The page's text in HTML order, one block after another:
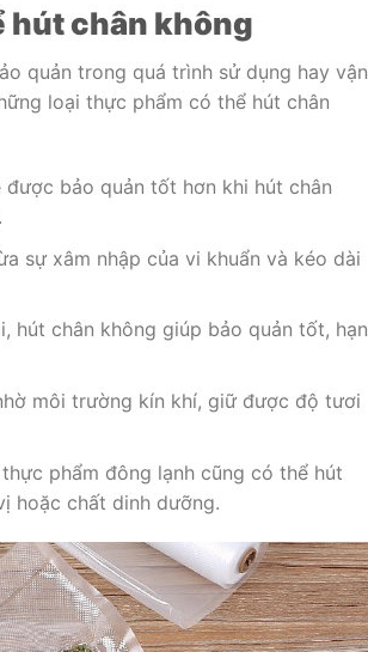
hút chân không
quản trong quá trình sử dụng hay vận
loại thực phẩm có thể hút chân
bảo quản tốt hơn khi hút chân
sự xâm nhập của vi khuẩn và kéo dài
hút chân không giúp bảo quản tốt, hạn
môi trường kín khí, giữ được độ tươi
phẩm đông lạnh cũng có thể hút
hoặc chất dinh dưỡng.